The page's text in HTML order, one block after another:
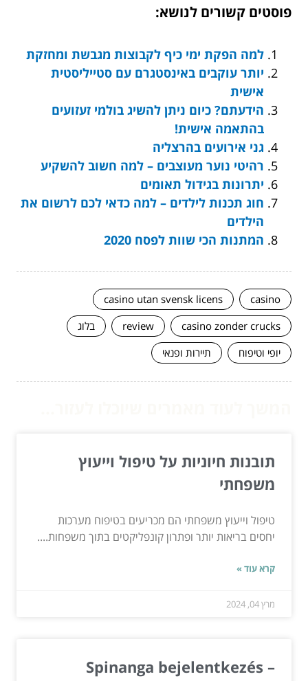
פוסטים קשורים לנושא:
למה הפקת ימי כיף לקבוצות מגבשת ומחזקת
יותר עוקבים באינסטגרם עם סטייליסטית
אישית
הידעתם? כיום ניתן להשיג בולמי זעזועים
בהתאמה אישית!
גני אירועים בהרצליה
רהיטי נוער מעוצבים – למה חשוב להשקיע
יתרונות בגידול תאומים
חוג תכנות לילדים – למה כדאי לכם לרשום את
הילדים
המתנות הכי שוות לפסח 2020
casino
casino utan svensk licens
casino zonder crucks
review
בלוג
יופי וטיפוח
תיירות ופנאי
תובנות חיוניות על טיפול וייעוץ
משפחתי
טיפול וייעוץ משפחתי הם מכריעים בטיפוח מערכות
יחסים בריאות יותר ופתרון קונפליקטים בתוך משפחות....
קרא עוד »
מרץ 04, 2024
Spinanga bejelentkezés –